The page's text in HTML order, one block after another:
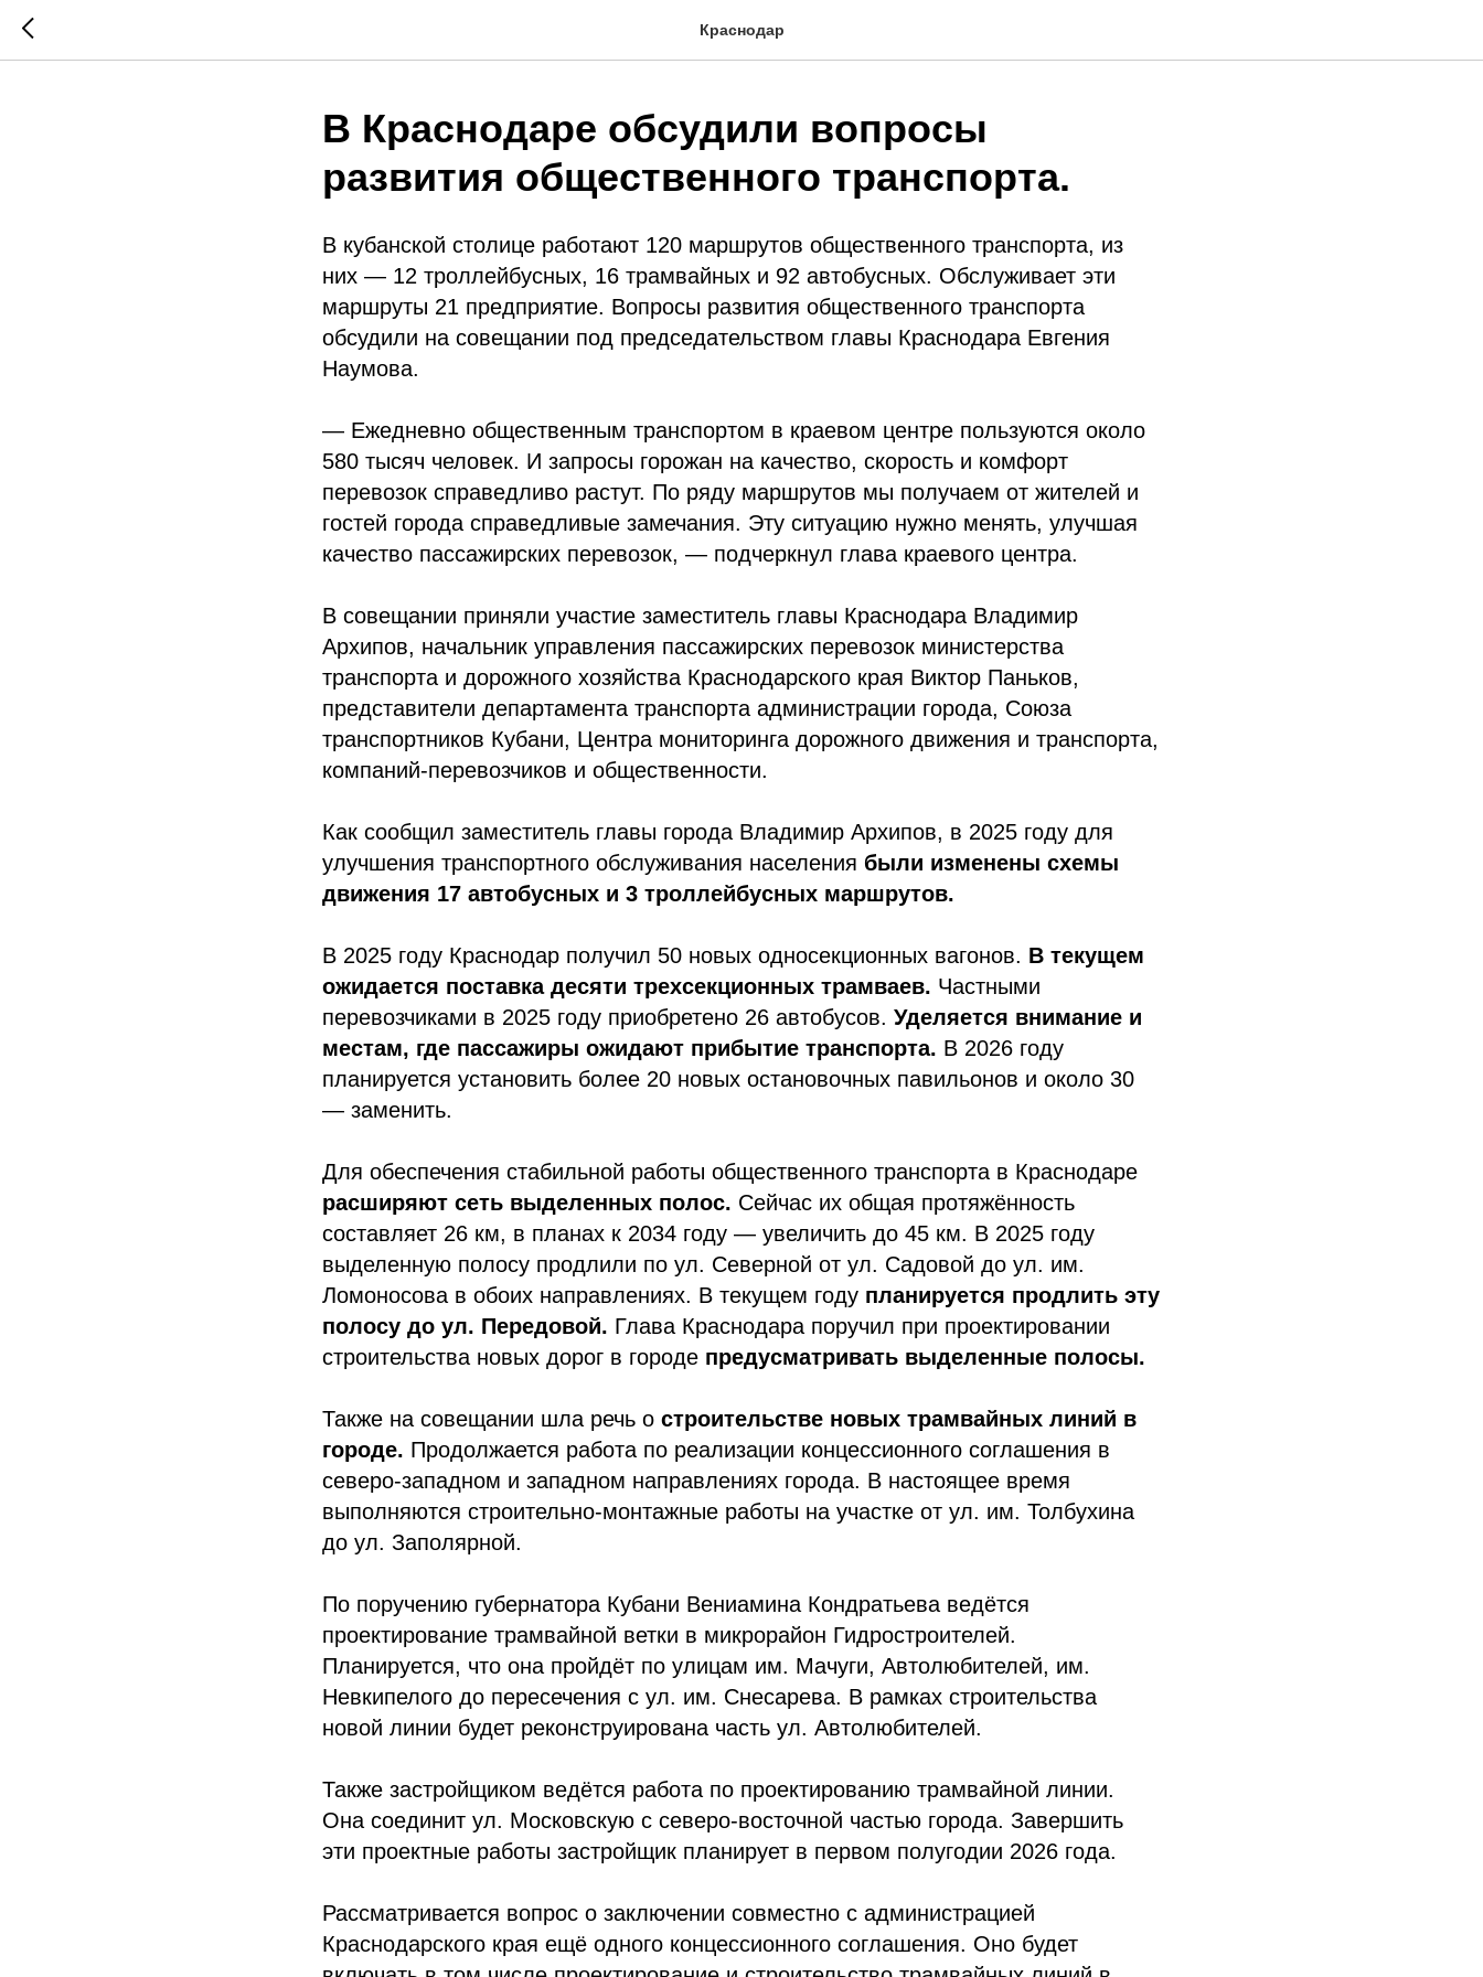
Краснодар
В Краснодаре обсудили вопросы
развития общественного транспорта.
В кубанской столице работают 120 маршрутов общественного транспорта, из
них — 12 троллейбусных, 16 трамвайных и 92 автобусных. Обслуживает эти
маршруты 21 предприятие. Вопросы развития общественного транспорта
обсудили на совещании под председательством главы Краснодара Евгения
Наумова.
— Ежедневно общественным транспортом в краевом центре пользуются около
580 тысяч человек. И запросы горожан на качество, скорость и комфорт
перевозок справедливо растут. По ряду маршрутов мы получаем от жителей и
гостей города справедливые замечания. Эту ситуацию нужно менять, улучшая
качество пассажирских перевозок, — подчеркнул глава краевого центра.
В совещании приняли участие заместитель главы Краснодара Владимир
Архипов, начальник управления пассажирских перевозок министерства
транспорта и дорожного хозяйства Краснодарского края Виктор Паньков,
представители департамента транспорта администрации города, Союза
транспортников Кубани, Центра мониторинга дорожного движения и транспорта,
компаний-перевозчиков и общественности.
Как сообщил заместитель главы города Владимир Архипов, в 2025 году для
улучшения транспортного обслуживания населения были изменены схемы
движения 17 автобусных и 3 троллейбусных маршрутов.
В 2025 году Краснодар получил 50 новых односекционных вагонов. В текущем
ожидается поставка десяти трехсекционных трамваев. Частными
перевозчиками в 2025 году приобретено 26 автобусов. Уделяется внимание и
местам, где пассажиры ожидают прибытие транспорта. В 2026 году
планируется установить более 20 новых остановочных павильонов и около 30
— заменить.
Для обеспечения стабильной работы общественного транспорта в Краснодаре
расширяют сеть выделенных полос. Сейчас их общая протяжённость
составляет 26 км, в планах к 2034 году — увеличить до 45 км. В 2025 году
выделенную полосу продлили по ул. Северной от ул. Садовой до ул. им.
Ломоносова в обоих направлениях. В текущем году планируется продлить эту
полосу до ул. Передовой. Глава Краснодара поручил при проектировании
строительства новых дорог в городе предусматривать выделенные полосы.
Также на совещании шла речь о строительстве новых трамвайных линий в
городе. Продолжается работа по реализации концессионного соглашения в
северо-западном и западном направлениях города. В настоящее время
выполняются строительно-монтажные работы на участке от ул. им. Толбухина
до ул. Заполярной.
По поручению губернатора Кубани Вениамина Кондратьева ведётся
проектирование трамвайной ветки в микрорайон Гидростроителей.
Планируется, что она пройдёт по улицам им. Мачуги, Автолюбителей, им.
Невкипелого до пересечения с ул. им. Снесарева. В рамках строительства
новой линии будет реконструирована часть ул. Автолюбителей.
Также застройщиком ведётся работа по проектированию трамвайной линии.
Она соединит ул. Московскую с северо-восточной частью города. Завершить
эти проектные работы застройщик планирует в первом полугодии 2026 года.
Рассматривается вопрос о заключении совместно с администрацией
Краснодарского края ещё одного концессионного соглашения. Оно будет